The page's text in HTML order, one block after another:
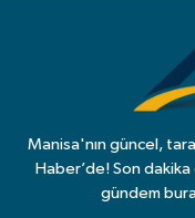
Manisa'nın güncel,
Haber’de! Son
gündem